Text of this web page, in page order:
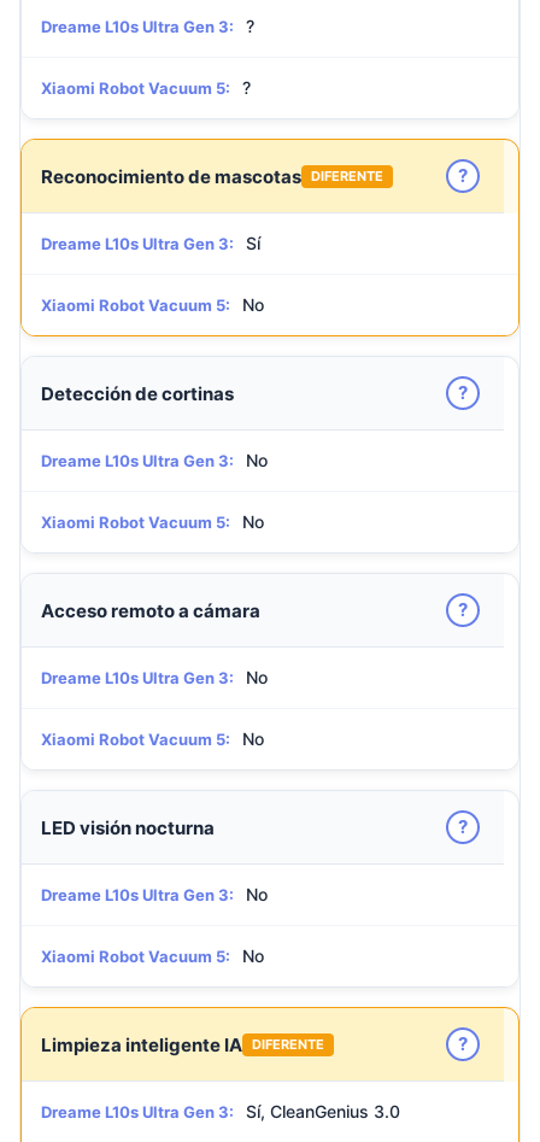
Dreame L10s Ultra Gen 3: ?
Xiaomi Robot Vacuum 5: ?
Reconocimiento de mascotas DIFERENTE ?
Dreame L10s Ultra Gen 3: Sí
Xiaomi Robot Vacuum 5: No
Detección de cortinas ?
Dreame L10s Ultra Gen 3: No
Xiaomi Robot Vacuum 5: No
Acceso remoto a cámara ?
Dreame L10s Ultra Gen 3: No
Xiaomi Robot Vacuum 5: No
LED visión nocturna ?
Dreame L10s Ultra Gen 3: No
Xiaomi Robot Vacuum 5: No
Limpieza inteligente IA DIFERENTE ?
Dreame L10s Ultra Gen 3: Sí, CleanGenius 3.0